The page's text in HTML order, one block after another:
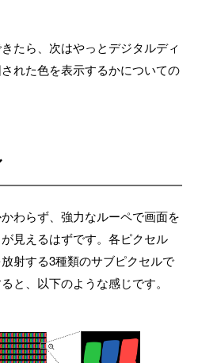
たら、次はやっとデジタルディ
れた色を表示するかについての
わらず、強力なルーペで画面を
見えるはずです。各ピクセル
射する3種類のサブピクセルで
と、以下のような感じです。